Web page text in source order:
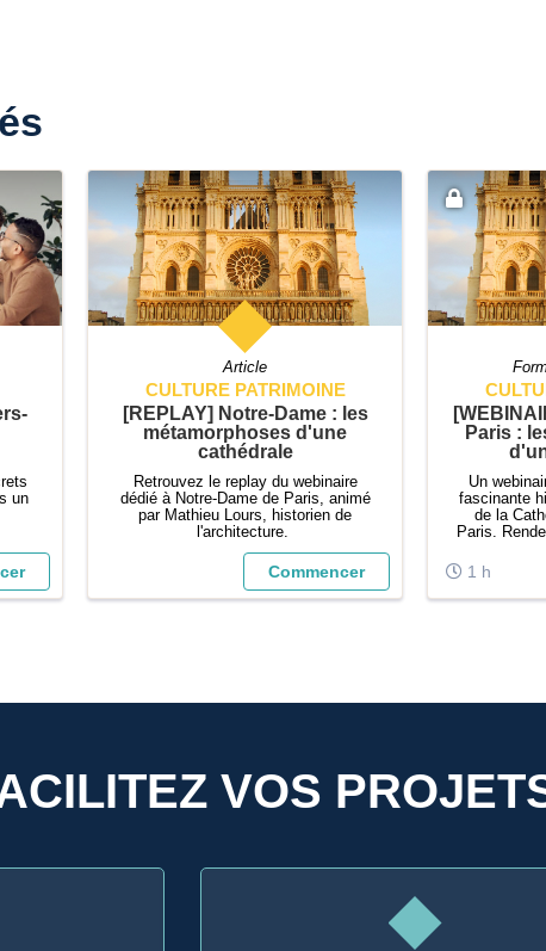
un
Article
CULTURE PATRIMOINE
[REPLAY] Notre-Dame : les
métamorphoses d'une
cathédrale
Retrouvez le replay du webinaire
dédié à Notre-Dame de Paris, animé
par Mathieu Lours, historien de
l'architecture.
Commencer
Paris :
Un
fascinante
de la
Paris.
https://
join/
1 h
VOS